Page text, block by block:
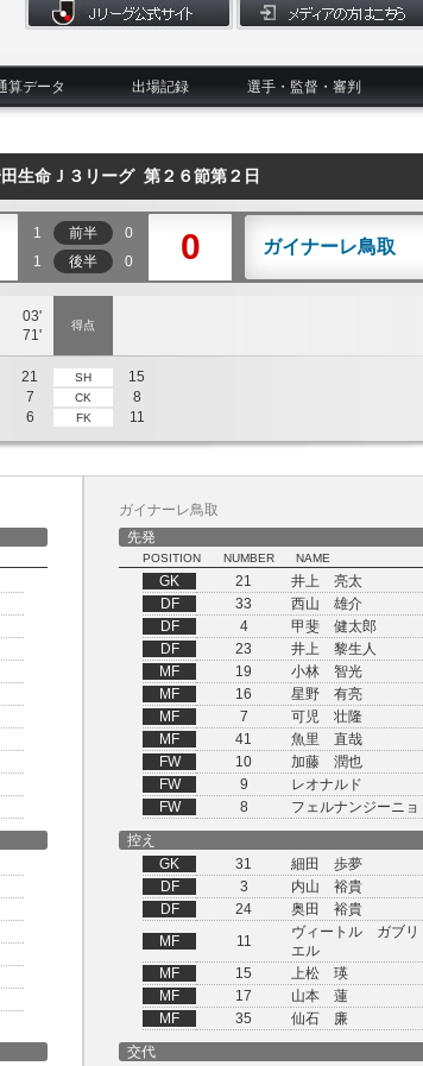
算データ 出場記録 選手・監督・審判
生命Ｊ３リーグ 第２６節第２日
1 前半
0
1
後半 0 0 ガイナーレ鳥取
得点
21 SH
15
7
CK
8
6
FK 11
ガイナーレ鳥取
先発
POSITION NUMBER NAME
GK 21
井上 亮太
DF
33
西山 雄介
DF
4
甲斐 健太郎
DF
23
井上 黎生人
MF
19
小林 智光
MF
16
星野 有亮
MF
7
可児 壮隆
MF
41
魚里 直哉
FW
10
加藤 潤也
FW
9
レオナルド
FW
8
フェルナンジーニョ
控え
GK
31
細田 歩夢
DF
3
内山 裕貴
DF
24
奥田 裕貴
MF
11
ヴィートル ガブリ
エル
MF
15
上松 瑛
MF
17
山本 蓮
MF
35
仙石 廉
交代